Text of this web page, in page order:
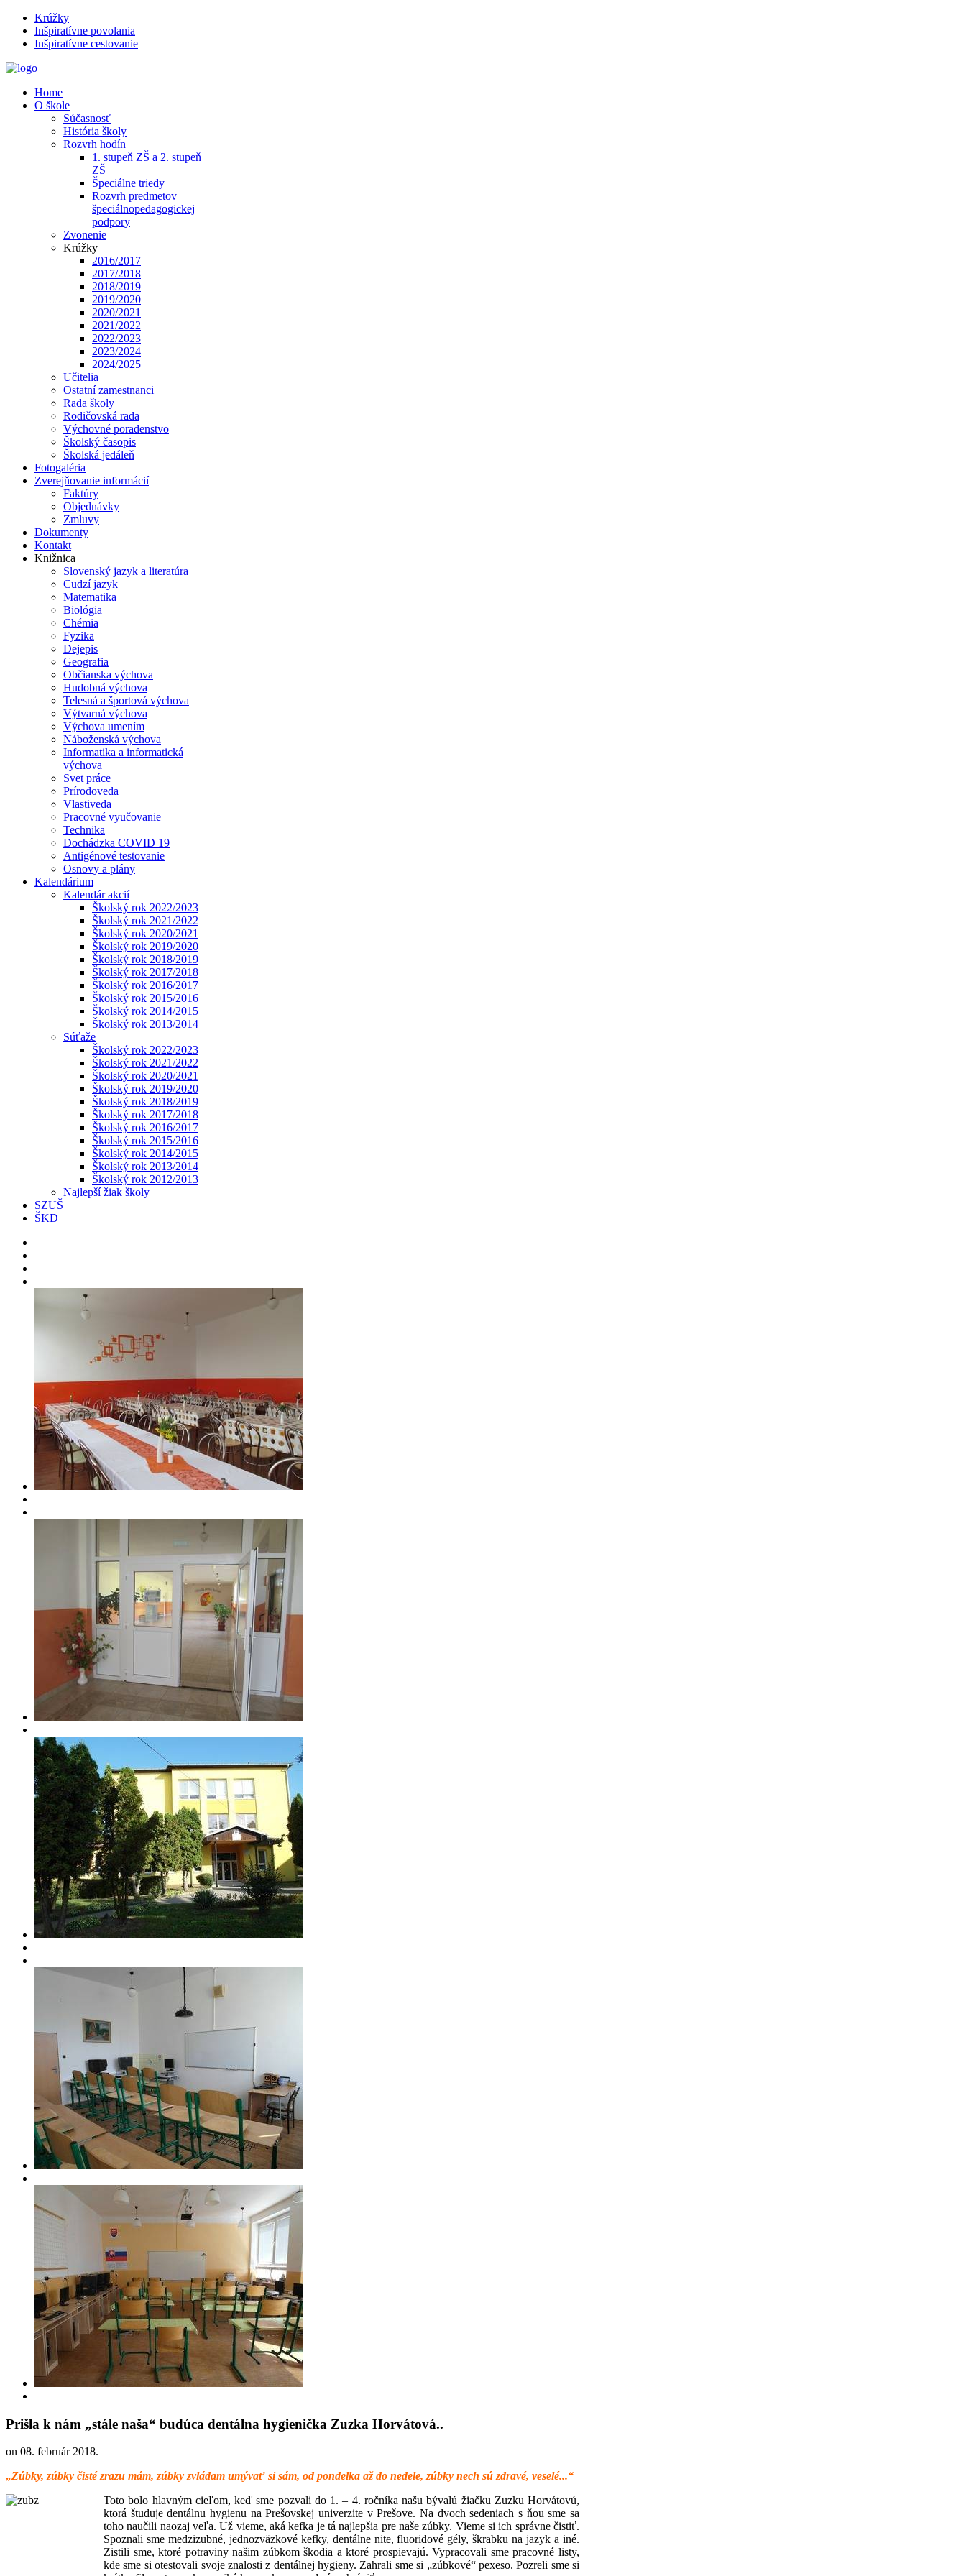
Krúžky
Inšpiratívne povolania
Inšpiratívne cestovanie
Home
O škole
Súčasnosť
História školy
Rozvrh hodín
1. stupeň ZŠ a 2. stupeň
ZŠ
Špeciálne triedy
Rozvrh predmetov
špeciálnopedagogickej
podpory
Zvonenie
Krúžky
2016/2017
2017/2018
2018/2019
2019/2020
2020/2021
2021/2022
2022/2023
2023/2024
2024/2025
Učitelia
Ostatní zamestnanci
Rada školy
Rodičovská rada
Výchovné poradenstvo
Školský časopis
Školská jedáleň
Fotogaléria
Zverejňovanie informácií
Faktúry
Objednávky
Zmluvy
Dokumenty
Kontakt
Knižnica
Slovenský jazyk a literatúra
Cudzí jazyk
Matematika
Biológia
Chémia
Fyzika
Dejepis
Geografia
Občianska výchova
Hudobná výchova
Telesná a športová výchova
Výtvarná výchova
Výchova umením
Náboženská výchova
Informatika a informatická
výchova
Svet práce
Prírodoveda
Vlastiveda
Pracovné vyučovanie
Technika
Dochádzka COVID 19
Antigénové testovanie
Osnovy a plány
Kalendárium
Kalendár akcií
Školský rok 2022/2023
Školský rok 2021/2022
Školský rok 2020/2021
Školský rok 2019/2020
Školský rok 2018/2019
Školský rok 2017/2018
Školský rok 2016/2017
Školský rok 2015/2016
Školský rok 2014/2015
Školský rok 2013/2014
Súťaže
Školský rok 2022/2023
Školský rok 2021/2022
Školský rok 2020/2021
Školský rok 2019/2020
Školský rok 2018/2019
Školský rok 2017/2018
Školský rok 2016/2017
Školský rok 2015/2016
Školský rok 2014/2015
Školský rok 2013/2014
Školský rok 2012/2013
Najlepší žiak školy
SZUŠ
ŠKD
Prišla k nám „stále naša“ budúca dentálna hygienička Zuzka Horvátová..
on 08. február 2018.
„Zúbky, zúbky čisté zrazu mám, zúbky zvládam umývať si sám, od pondelka až do nedele, zúbky nech sú zdravé, veselé...“
Toto bolo hlavným cieľom, keď sme pozvali do 1. – 4. ročníka našu bývalú žiačku Zuzku Horvátovú,
ktorá študuje dentálnu hygienu na Prešovskej univerzite v Prešove. Na dvoch sedeniach s ňou sme sa
toho naučili naozaj veľa. Už vieme, aká kefka je tá najlepšia pre naše zúbky. Vieme si ich správne čistiť.
Spoznali sme medzizubné, jednozväzkové kefky, dentálne nite, fluoridové gély, škrabku na jazyk a iné.
Zistili sme, ktoré potraviny našim zúbkom škodia a ktoré prospievajú. Vypracovali sme pracovné listy,
kde sme si otestovali svoje znalosti z dentálnej hygieny. Zahrali sme si „zúbkové“ pexeso. Pozreli sme si